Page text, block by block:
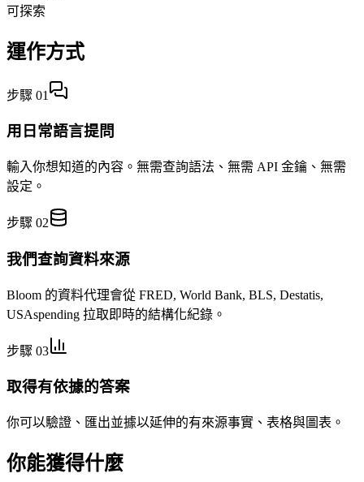
可探索
運作方式
步驟 01
用日常語言提問
輸入你想知道的內容。無需查詢語法、無需 API 金鑰、無需
設定。
步驟 02
我們查詢資料來源
Bloom 的資料代理會從 FRED, World Bank, BLS, Destatis,
USAspending 拉取即時的結構化紀錄。
步驟 03
取得有依據的答案
你可以驗證、匯出並據以延伸的有來源事實、表格與圖表。
你能獲得什麼